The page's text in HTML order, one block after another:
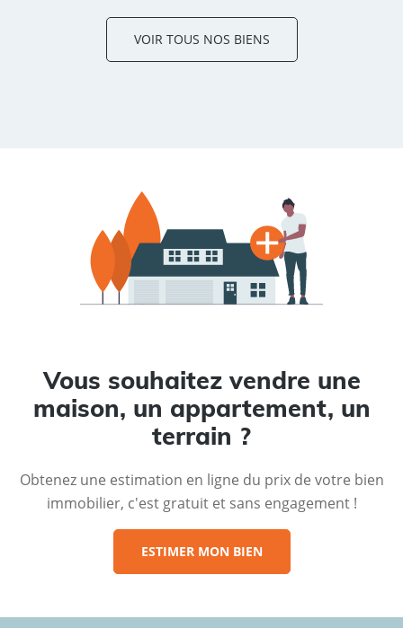
VOIR TOUS NOS BIENS
Vous souhaitez vendre une
maison, un appartement, un
terrain ?
Obtenez une estimation en ligne du prix de votre bien
immobilier, c'est gratuit et sans engagement !
ESTIMER MON BIEN